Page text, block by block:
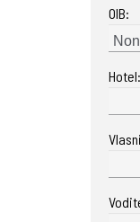
OIB:
Hotel: